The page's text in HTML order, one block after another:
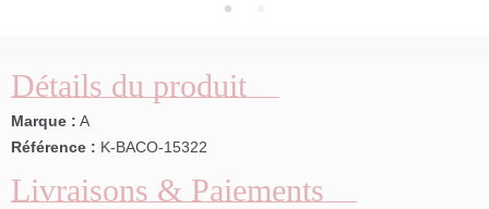
Détails du produit
Marque : A
Référence : K-BACO-15322
Livraisons & Paiements